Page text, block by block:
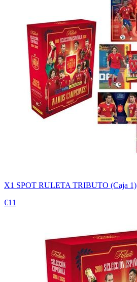
X1 SPOT RULETA TRIBUTO (Caja 1)
€11